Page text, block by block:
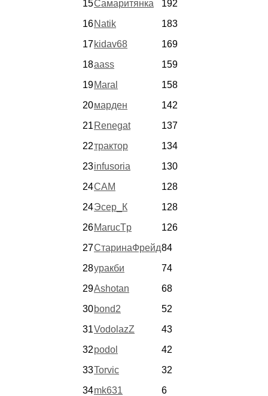
15Самаритянка
192
16Natik
183
17kidav68
169
18aass
159
19Maral
158
20марден
142
21 Renegat
137
22трактор
134
23infusoria
130
24CAM
128
24Эсер_К
128
26MarucTp
126
27СтаринаФрейд84
28уракби
74
29Ashotan
68
30bond2
52
31VodolazZ
43
32podol
42
33Torvic
32
34mk631
6